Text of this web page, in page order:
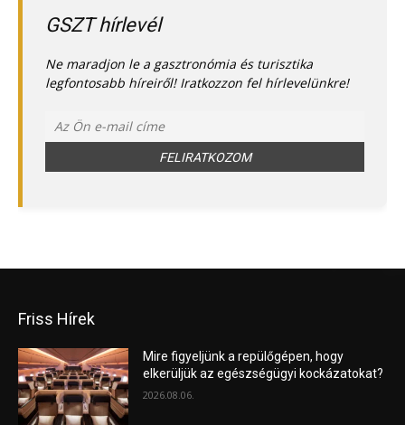
GSZT hírlevél
Ne maradjon le a gasztronómia és turisztika
legfontosabb híreiről! Iratkozzon fel hírlevelünkre!
Friss Hírek
Mire figyeljünk a repülőgépen, hogy
elkerüljük az egészségügyi kockázatokat?
2026.08.06.